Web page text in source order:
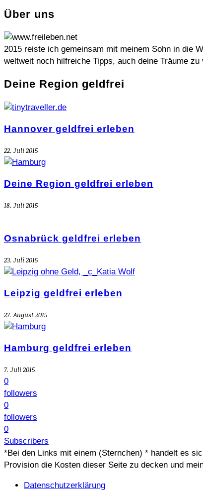
Über uns
2015 reiste ich gemeinsam mit meinem Sohn in die
weltweit noch hilfreiche Tipps, auch deine Träume zu
Deine Region geldfrei
Hannover geldfrei erleben
22. Juli 2015
Deine Region geldfrei erleben
18. Juli 2015
Osnabrück geldfrei erleben
23. Juli 2015
Leipzig geldfrei erleben
27. August 2015
Hamburg geldfrei erleben
7. Juli 2015
0
followers
0
followers
0
Subscribers
*Bei den Links mit einem (Sternchen) * handelt es
Provision die Kosten dieser Seite zu decken und
Datenschutzerklärung